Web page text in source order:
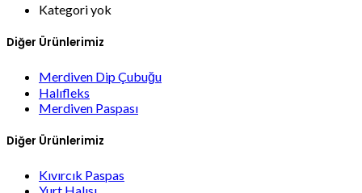
Kategori yok
Diğer Ürünlerimiz
Merdiven Dip Çubuğu
Halıfleks
Merdiven Paspası
Diğer Ürünlerimiz
Kıvırcık Paspas